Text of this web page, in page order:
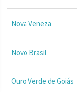
Nova Veneza
Novo Brasil
Ouro Verde de Goiás